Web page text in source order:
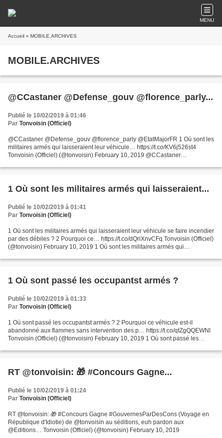
MENU
Accueil » MOBILE.ARCHIVES
MOBILE.ARCHIVES
@CCastaner @Defense_gouv @florence_parly...
Publié le 10/02/2019 à 01:46
Par Tonvoisin (Officiel)
@CCastaner @Defense_gouv @florence_parly @EtatMajorFR 1 Où sont les
militaires armés qui laisseraient leur véhicule… https://t.co/KV6j526st4
Tonvoisin (Officiel) (@tonvoisin) February 10, 2019 @CCastaner
1 Où sont les militaires armés qui laisseraient...
Publié le 10/02/2019 à 01:41
Par Tonvoisin (Officiel)
1 Où sont les militaires armés qui laisseraient leur véhicule se faire incendier
par des débiles ? 2 Pourquoi ce… https://t.co/dQriXnvCFq Tonvoisin (Officiel)
(@tonvoisin) February 10, 2019 1 Où sont les militaires armés qui
1 Où sont passé les occupantst armés ?
Publié le 10/02/2019 à 01:33
Par Tonvoisin (Officiel)
1 Où sont passé les occupantst armés ? 2 Pourquoi ce véhicule est-il
abandonné aux flammes sans intervention des p… https://t.co/qtZgQQEWNl
Tonvoisin (Officiel) (@tonvoisin) February 10, 2019 1 Où sont passé les
RT @tonvoisin: 🎁 #Concours Gagne...
Publié le 10/02/2019 à 01:24
Par Tonvoisin (Officiel)
RT @tonvoisin: 🎁 #Concours Gagne #GouvernesParDesCons (Voyage en
République d'Idiotie) de @tonvoisin au séditions, euh pardon aux
@Editions… Tonvoisin (Officiel) (@tonvoisin) February 10, 2019